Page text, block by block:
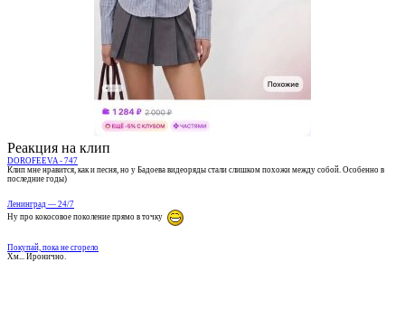
Реакция на клип
DOROFEEVA - 747
Клип мне нравится, как и песня, но у Бадоева видеоряды стали слишком похожи между собой. Особенно в
последние годы)
Ленинград — 24/7
Ну про кокосовое поколение прямо в точку
Покупай, пока не сгорело
Хм... Иронично.